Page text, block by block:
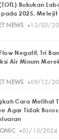
Bukukan
2025, Melejit
NEWS· 13/03/
Negatif, Tri
Air Minum
NEWS· 09/12/
Cara Melihat
Agar Tidak
· 01/10/2024